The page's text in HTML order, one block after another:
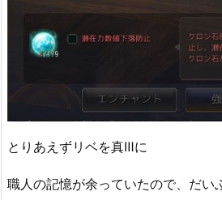
とりあえずリベを真Ⅲに
職人の記憶が余っていたので、だい